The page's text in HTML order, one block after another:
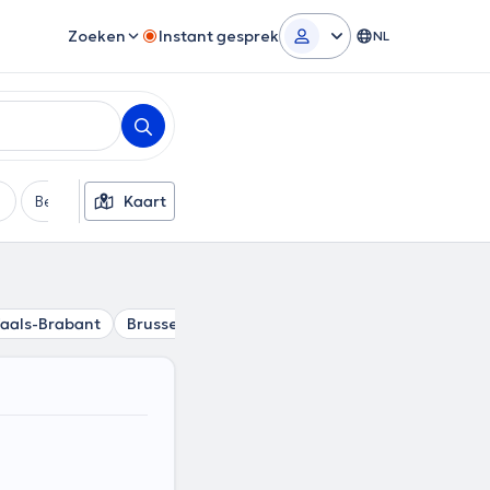
Zoeken Instant gesprek NL
BetaalmethodeKaart
Brabant Brussels Gewest